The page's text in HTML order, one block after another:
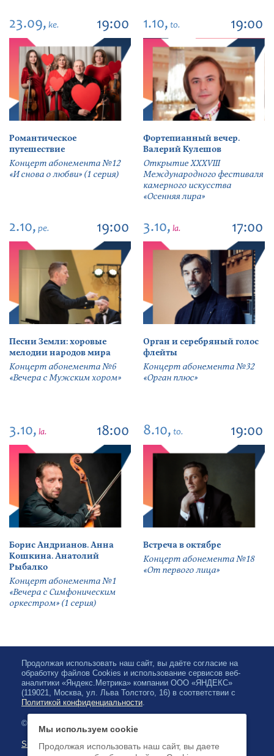
23.09, ke. 19:00
Романтическое
путешествие
Концерт абонемента №12
«И снова о любви» (1 серия)
1.10, to. 19:00
Фортепианный вечер.
Валерий Кулешов
Открытие ХХХVIII
Международного фестиваля
камерного искусства
«Осенняя лира»
2.10, pe. 19:00
Песни Земли: хоровые
мелодии народов мира
Концерт абонемента №6
«Вечера с Мужским хором»
3.10, la. 17:00
Орган и серебряный голос
флейты
Концерт абонемента №32
«Орган плюс»
3.10, la. 18:00
Борис Андрианов. Анна
Кошкина. Анатолий
Рыбалко
Концерт абонемента №1
«Вечера с Симфоническим
оркестром» (1 серия)
8.10, to. 19:00
Встреча в октябре
Концерт абонемента №18
«От первого лица»
Продолжая использовать наш сайт, вы даёте согласие на
обработку файлов Cookies и использование сервисов веб-
аналитики «Яндекс.Метрика» компании ООО «ЯНДЕКС»
(119021, Москва, ул. Льва Толстого, 16) в соответствии с
Политикой конфиденциальности.
© 2026, Karjalan valtionfilharmonia
Sivuston kartta
Мы используем cookie
Продолжая использовать наш сайт, вы даете